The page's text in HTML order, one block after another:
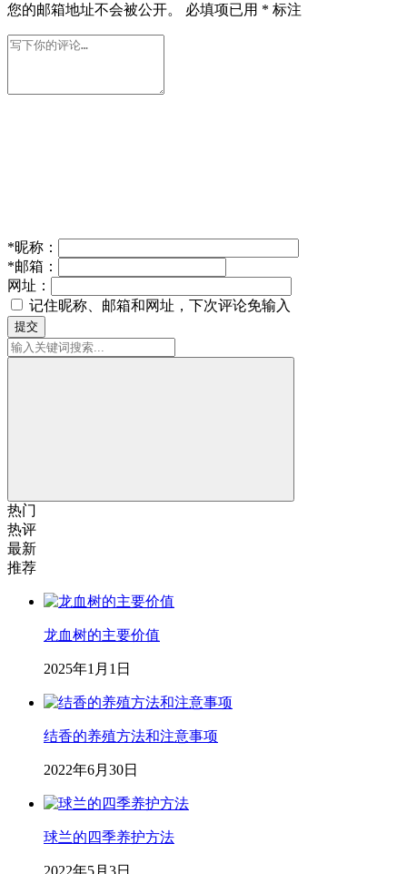
您的邮箱地址不会被公开。 必填项已用 * 标注
*昵称：
*邮箱：
网址：
记住昵称、邮箱和网址，下次评论免输入
提交
热门
热评
最新
推荐
龙血树的主要价值
2025年1月1日
结香的养殖方法和注意事项
2022年6月30日
球兰的四季养护方法
2022年5月3日